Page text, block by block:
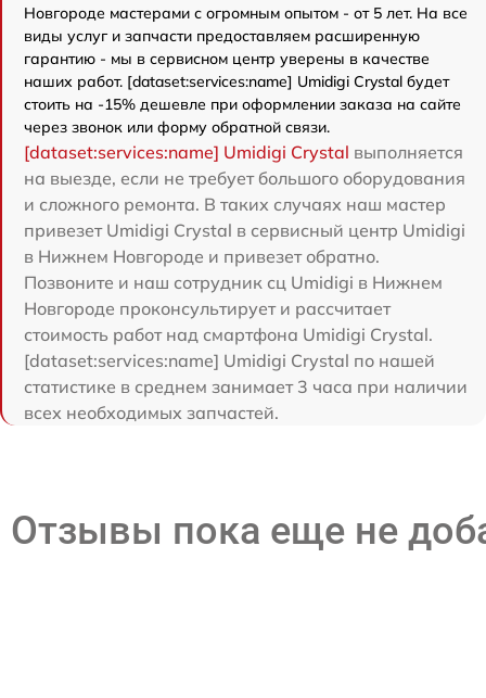
Новгороде мастерами с огромным опытом - от 5 лет. На все
виды услуг и запчасти предоставляем расширенную
гарантию - мы в сервисном центр уверены в качестве
наших работ. [dataset:services:name] Umidigi Crystal будет
стоить на -15% дешевле при оформлении заказа на сайте
через звонок или форму обратной связи.
[dataset:services:name] Umidigi Crystal выполняется
на выезде, если не требует большого оборудования
и сложного ремонта. В таких случаях наш мастер
привезет Umidigi Crystal в сервисный центр Umidigi
в Нижнем Новгороде и привезет обратно.
Позвоните и наш сотрудник сц Umidigi в Нижнем
Новгороде проконсультирует и рассчитает
стоимость работ над смартфона Umidigi Crystal.
[dataset:services:name] Umidigi Crystal по нашей
статистике в среднем занимает 3 часа при наличии
всех необходимых запчастей.
Отзывы пока еще не